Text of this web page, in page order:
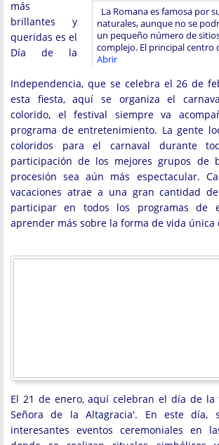
La Romana es famosa por
naturales, aunque no se
un pequeño número de
complejo. El principal centro
Abrir
más
brillantes y
queridas es el
Día de la
Independencia, que se celebra el 26 de
esta fiesta, aquí se organiza el
colorido, el festival siempre va
programa de entretenimiento. La gente
coloridos para el carnaval durante
participación de los mejores grupos de
procesión sea aún más espectacular.
vacaciones atrae a una gran cantidad
participar en todos los programas de
aprender más sobre la forma de vida única
El 21 de enero, aquí celebran el día de la
Señora de la Altagracia'. En este día,
interesantes eventos ceremoniales en